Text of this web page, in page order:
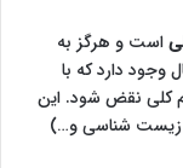
است و هرگز به
وجود دارد که با
کلی نقض شود. این
زیست شناسی و…)